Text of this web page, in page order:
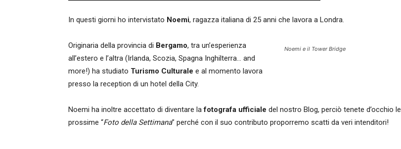
In questi giorni ho intervistato Noemi, ragazza italiana di 25 anni che lavora a Londra.
Noemi e il Tower Bridge
Originaria della provincia di Bergamo, tra un’esperienza
all’estero e l’altra (Irlanda, Scozia, Spagna Inghilterra… and
more!) ha studiato Turismo Culturale e al momento lavora
presso la reception di un hotel della City.
Noemi ha inoltre accettato di diventare lafotografa ufficiale del nostro Blog, perciò tenete d’occhio le
prossime “Foto della Settimana” perché con il suo contributo proporremo scatti da veri intenditori!